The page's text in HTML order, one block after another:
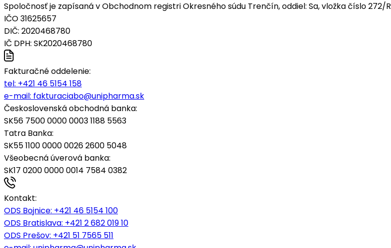
Spoločnosť je zapísaná v Obchodnom registri Okresného súdu Trenčín, oddiel: Sa, vložka číslo 272/R
IČO 31625657
DIČ: 2020468780
IČ DPH: SK2020468780
Fakturačné oddelenie:
tel: +421 46 5154 158
e-mail: fakturaciabo@unipharma.sk
Československá obchodná banka:
SK56 7500 0000 0003 1188 5563
Tatra Banka:
SK55 1100 0000 0026 2600 5048
Všeobecná úverová banka:
SK17 0200 0000 0014 7584 0382
Kontakt:
ODS Bojnice: +421 46 5154 100
ODS Bratislava: +421 2 682 019 10
ODS Prešov: +421 51 7565 511